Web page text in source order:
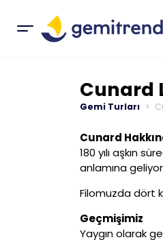
Cunard
Gemi Turları
Cunard
180 yılı aşkın
anlamına
Filomuzda dört
Geçmişimiz
Yaygın olarak